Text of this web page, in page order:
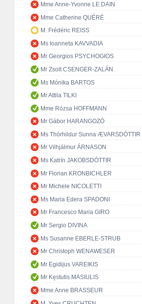
Mme Anne-Yvonne LE DAIN
Mme Catherine QUÉRÉ
M. Frédéric REISS
Ms Ioanneta KAVVADIA
Mr Georgios PSYCHOGIOS
Mr Zsolt CSENGER-ZALÁN
Ms Mónika BARTOS
Mr Attila TILKI
Mme Rózsa HOFFMANN
Mr Gábor HARANGOZÓ
Ms Thórhildur Sunna ÆVARSDÓTTIR
Mr Vilhjálmur ÁRNASON
Ms Katrín JAKOBSDÓTTIR
Mr Florian KRONBICHLER
Mr Michele NICOLETTI
Ms Maria Edera SPADONI
Mr Francesco Maria GIRO
Mr Sergio DIVINA
Ms Susanne EBERLE-STRUB
Mr Christoph WENAWESER
Mr Egidijus VAREIKIS
Mr Kęstutis MASIULIS
Mme Anne BRASSEUR